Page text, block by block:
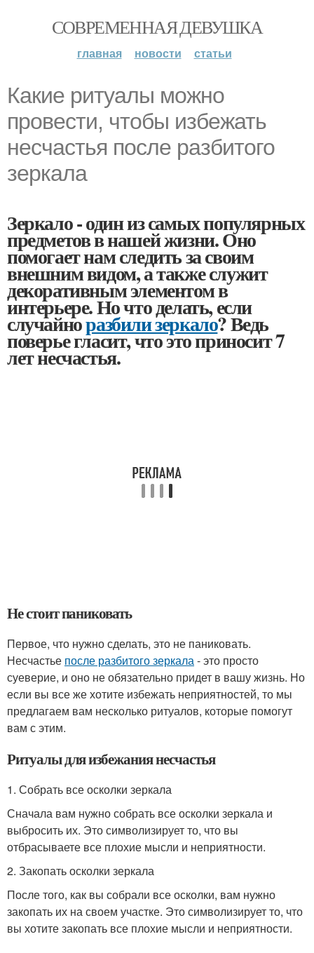
СОВРЕМЕННАЯ ДЕВУШКА
главная новости статьи
Какие ритуалы можно
провести, чтобы избежать
несчастья после разбитого
зеркала
Зеркало - один из самых популярных
предметов в нашей жизни. Оно
помогает нам следить за своим
внешним видом, а также служит
декоративным элементом в
интерьере. Но что делать, если
случайноразбили зеркало? Ведь
поверье гласит, что это приносит 7
лет несчастья.
Не стоит паниковать
Первое, что нужно сделать, это не паниковать.
Несчастье после разбитого зеркала- это просто
суеверие, и оно не обязательно придет в вашу жизнь. Но
если вы все же хотите избежать неприятностей, то мы
предлагаем вам несколько ритуалов, которые помогут
вам с этим.
Ритуалы для избежания несчастья
1. Собрать все осколки зеркала
Сначала вам нужно собрать все осколки зеркала и
выбросить их. Это символизирует то, что вы
отбрасываете все плохие мысли и неприятности.
2. Закопать осколки зеркала
После того, как вы собрали все осколки, вам нужно
закопать их на своем участке. Это символизирует то, что
вы хотите закопать все плохие мысли и неприятности.